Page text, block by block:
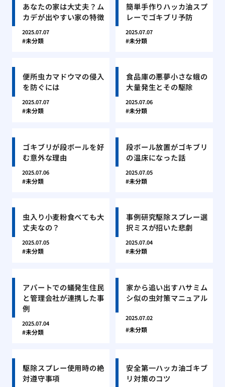
あなたの家は大丈夫？ム
カデが出やすい家の特徴
2025.07.07
未分類
簡単手作りハッカ油スプ
レーでゴキブリ予防
2025.07.07
未分類
便所虫カマドウマの侵入
を防ぐには
2025.07.07
未分類
食品庫の悪夢小さな蛾の
大量発生とその駆除
2025.07.06
未分類
ゴキブリが段ボールを好
む意外な理由
2025.07.06
未分類
段ボール放置がゴキブリ
の温床になった話
2025.07.05
未分類
虫入り小麦粉食べても大
丈夫なの？
2025.07.05
未分類
事例研究駆除スプレー選
択ミスが招いた悲劇
2025.07.04
未分類
アパートでの蟻発生住民
と管理会社が連携した事
例
2025.07.04
未分類
家から追い出すハサミム
シ似の虫対策マニュアル
2025.07.02
未分類
駆除スプレー使用時の絶
対遵守事項
安全第一ハッカ油ゴキブ
リ対策のコツ